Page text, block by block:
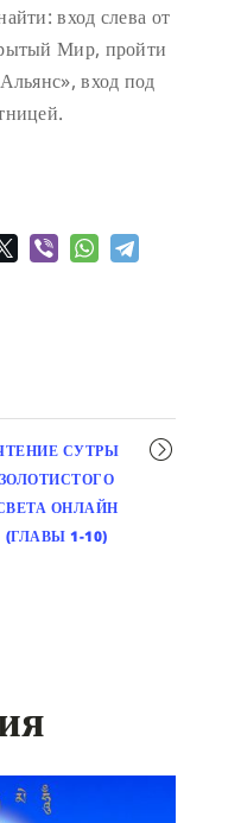
вход слева от
Мир, пройти
вход под
СУТРЫ
ЗОЛОТИСТОГО
ОНЛАЙН
(ГЛАВЫ 1-10)